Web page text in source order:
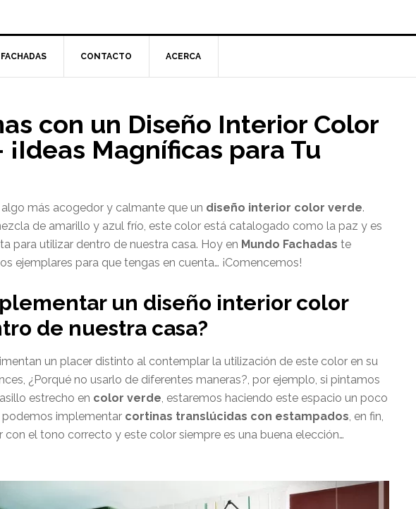
CONTACTO ACERCA
con un Diseño Interior Color
¡Ideas Magníficas para Tu
más acogedor y calmante que un diseño interior color verde.
de amarillo y azul frío, este color está catalogado como la paz y es
para utilizar dentro de nuestra casa. Hoy en Mundo Fachadas te
ejemplares para que tengas en cuenta… ¡Comencemos!
un diseño interior color
de nuestra casa?
un placer distinto al contemplar la utilización de este color en su
¿Porqué no usarlo de diferentes maneras?, por ejemplo, si pintamos
estrecho en color verde, estaremos haciendo este espacio un poco
podemos implementar cortinas translúcidas con estampados, en fin,
con el tono correcto y este color siempre es una buena elección…